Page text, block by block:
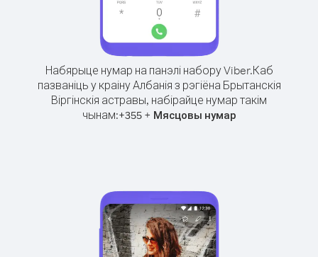
Набярыце нумар на панэлі набору Viber.Каб
пазваніць у краіну Албанія з рэгіёна Брытанскія
Віргінскія астравы, набірайце нумар такім
чынам:+355+ Мясцовы нумар